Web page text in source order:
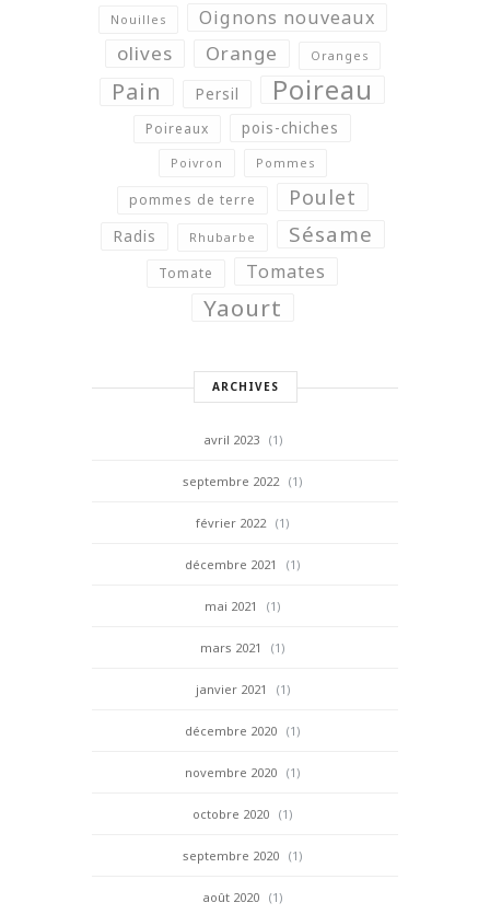
Nouilles Oignons nouveaux
olives Orange Oranges
Pain Persil Poireau
Poireaux pois-chiches
Poivron Pommes
pommes de terre Poulet
Radis Rhubarbe Sésame
Tomate Tomates
Yaourt
ARCHIVES
avril 2023 (1)
septembre 2022 (1)
février 2022 (1)
décembre 2021 (1)
mai 2021 (1)
mars 2021 (1)
janvier 2021 (1)
décembre 2020 (1)
novembre 2020 (1)
octobre 2020 (1)
septembre 2020 (1)
août 2020 (1)